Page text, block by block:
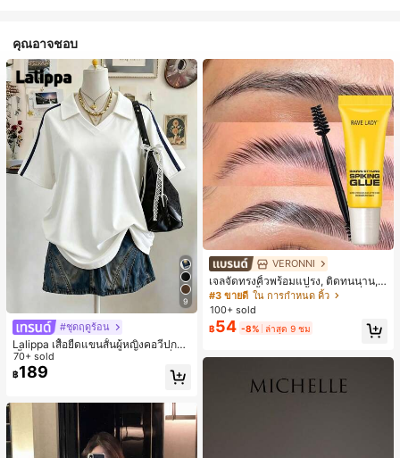
คุณอาจชอบ
9
#ชุดฤดูร้อน
Lalippa เสื้อยืดแขนสั้นผู้หญิงคอวีปกคอ
เสื้อไหล่ตก สายถัก งานคราฟต์แฟชั่นมิ
นิมอล ของขวัญสำหรับเพื่อน
70+ sold
฿189
VERONNI
เจลจัดทรงคิ้วพร้อมแปรง, ติดทนนาน, เ
จลจัดทรงคิ้ว 3D, กันน้ำและกันเหงื่อ, เห
มาะสำหรับทุกประเภทผิว, เจลคิ้วใสติด
ทนนาน, สร้างรูปทรงคิ้วธรรมชาติ
#3 ขายดี ใน การกำหนด คิ้ว
100+ sold
฿54 -8% ล่าสุด 9 ชม